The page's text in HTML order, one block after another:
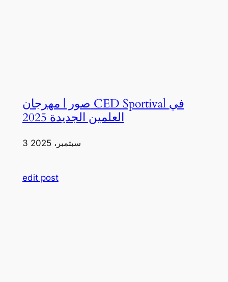
صور | مهرجان CED Sportival في
العلمين الجديدة 2025
3 سبتمبر، 2025
edit post